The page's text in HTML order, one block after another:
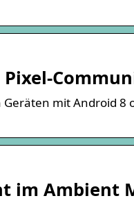
mit Android
im Ambient